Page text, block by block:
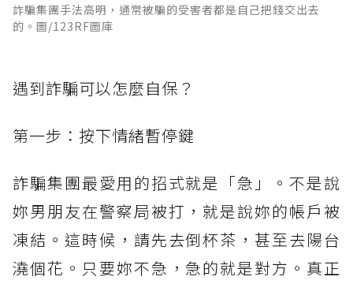
詐騙集團手法高明，通常被騙的受害者都是自己把錢交出去
的。圖/123RF圖庫
遇到詐騙可以怎麼自保？
第一步：按下情緒暫停鍵
詐騙集團最愛用的招式就是「急」。不是說
妳男朋友在警察局被打，就是說妳的帳戶被
凍結。這時候，請先去倒杯茶，甚至去陽台
澆個花。只要妳不急，急的就是對方。真正